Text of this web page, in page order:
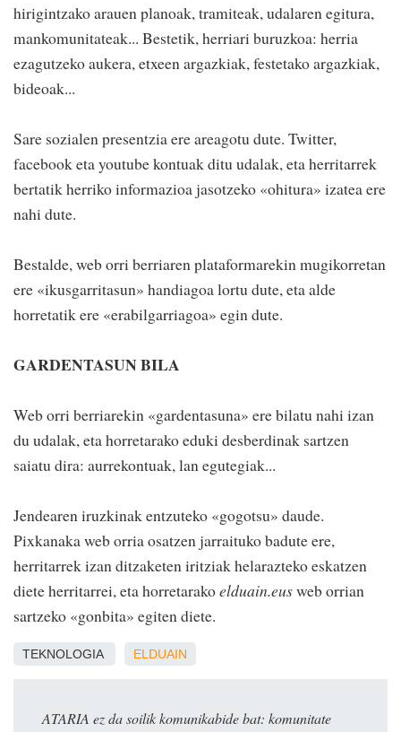
hirigintzako arauen planoak, tramiteak, udalaren egitura,
mankomunitateak... Bestetik, herriari buruzkoa: herria
ezagutzeko aukera, etxeen argazkiak, festetako argazkiak,
bideoak...
Sare sozialen presentzia ere areagotu dute. Twitter,
facebook eta youtube kontuak ditu udalak, eta herritarrek
bertatik herriko informazioa jasotzeko «ohitura» izatea ere
nahi dute.
Bestalde, web orri berriaren plataformarekin mugikorretan
ere «ikusgarritasun» handiagoa lortu dute, eta alde
horretatik ere «erabilgarriagoa» egin dute.
GARDENTASUN BILA
Web orri berriarekin «gardentasuna» ere bilatu nahi izan
du udalak, eta horretarako eduki desberdinak sartzen
saiatu dira: aurrekontuak, lan egutegiak...
Jendearen iruzkinak entzuteko «gogotsu» daude.
Pixkanaka web orria osatzen jarraituko badute ere,
herritarrek izan ditzaketen iritziak helarazteko eskatzen
diete herritarrei, eta horretarakoelduain.eusweb orrian
sartzeko «gonbita» egiten diete.
TEKNOLOGIA ELDUAIN
ATARIA ez da soilik komunikabide bat: komunitate